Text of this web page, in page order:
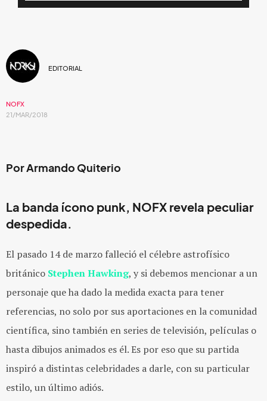
EDITORIAL
NOFX
21/MAR/2018
Por Armando Quiterio
La banda ícono punk, NOFX revela peculiar
despedida.
El pasado 14 de marzo falleció el célebre astrofísico
británico Stephen Hawking, y si debemos mencionar a un
personaje que ha dado la medida exacta para tener
referencias, no solo por sus aportaciones en la comunidad
científica, sino también en series de televisión, películas o
hasta dibujos animados es él. Es por eso que su partida
inspiró a distintas celebridades a darle, con su particular
estilo, un último adiós.